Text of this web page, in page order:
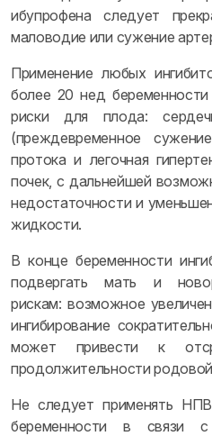
ибупрофена следует
маловодие или сужение
Применение любых
более 20 нед
риски для плода:
(преждевременное
протока и легочная
почек, с дальнейшей
недостаточности и
жидкости.
В конце беременности
подвергать мать и
рискам: возможное
ингибирование
может привести к
продолжительности
Не следует применять
беременности в связи